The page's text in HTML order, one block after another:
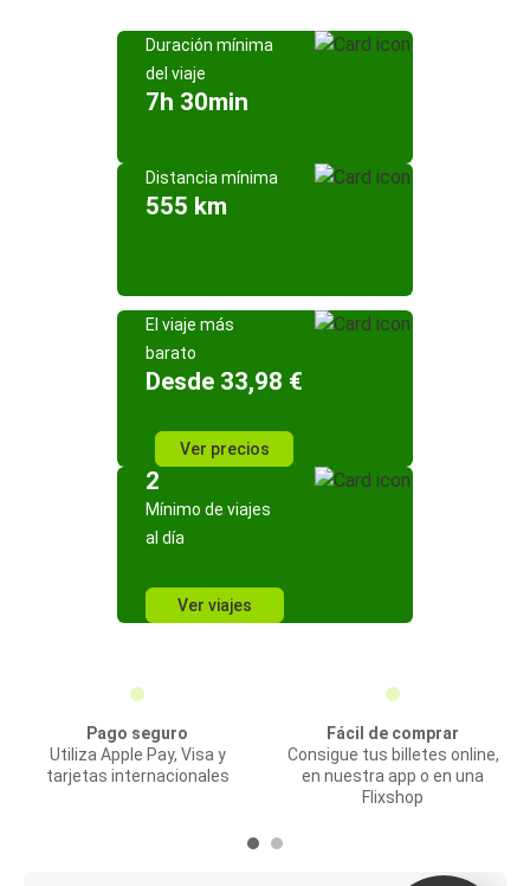
Duración mínima
del viaje
7h 30min
Distancia mínima
555 km
El viaje más
barato
Desde 33,98 €
Ver precios
2
Mínimo de viajes
al día
Ver viajes
Pago seguro
Utiliza Apple Pay, Visa y
tarjetas internacionales
Fácil de comprar
Consigue tus billetes online,
en nuestra app o en una
Flixshop